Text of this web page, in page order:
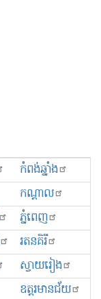
កំពង់ឆ្នាំង
កណ្ដាល
ភ្នំពេញ
រតនគិរី
ស្វាយរៀង
ឧត្ដរមានជ័យ